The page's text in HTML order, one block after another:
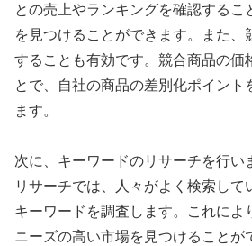
との売上やランキングを確認するこ
を見つけることができます。また、
することも有効です。競合商品の価
とで、自社の商品の差別化ポイント
ます。
次に、キーワードのリサーチを行い
リサーチでは、人々がよく検索して
キーワードを調査します。これによ
ニーズの高い市場を見つけることが